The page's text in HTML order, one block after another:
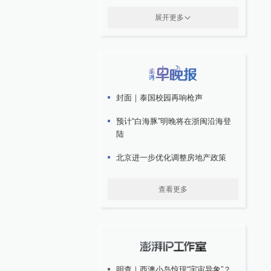
展开更多
封面｜泰国校园再响枪声
预计“白海豚”明晚将在浙闽沿海登
陆
北京进一步优化调整房地产政策
查看更多